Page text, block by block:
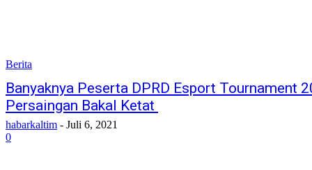
Berita
Banyaknya Peserta DPRD Esport Tournament
Persaingan Bakal Ketat
habarkaltim - Juli 6, 2021
0